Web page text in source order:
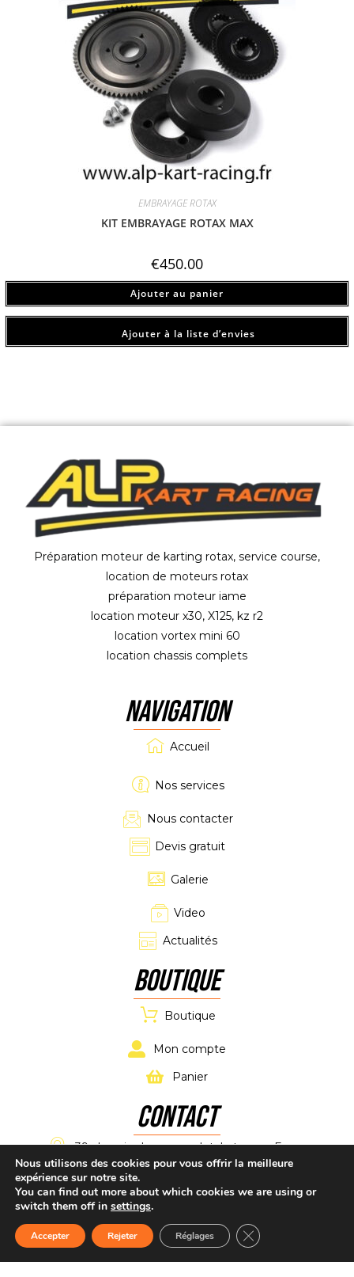
EMBRAYAGE ROTAX
KIT EMBRAYAGE ROTAX MAX
€450.00
Ajouter au panier
Ajouter à la liste d’envies
Accueil Boutique CONTACT dEVIS
Préparation moteur de karting rotax, service course,
location de moteurs rotax
préparation moteur iame
location moteur x30, X125, kz r2
location vortex mini 60
location chassis complets
NAVIGATION
Accueil
Nos services
Nous contacter
Devis gratuit
Galerie
Video
Actualités
Boutique
Boutique
Mon compte
Panier
CONTACT
39 chemin de maucoulet, Latresne, France
alpkartracing@gmail.com
+33 7 61 11 02 11
Nous utilisons des cookies pour vous offrir la meilleure
expérience sur notre site.
You can find out more about which cookies we are using or
switch them off in settings.
Accepter Rejeter Réglages Fermer la bannière